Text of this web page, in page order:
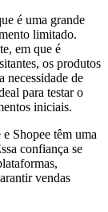
é uma grande
limitado.
em que é
os produtos
necessidade de
para testar o
iniciais.
Shopee têm uma
confiança se
vendas